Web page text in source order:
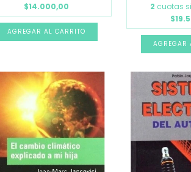
$14.000,00
2 cuotas